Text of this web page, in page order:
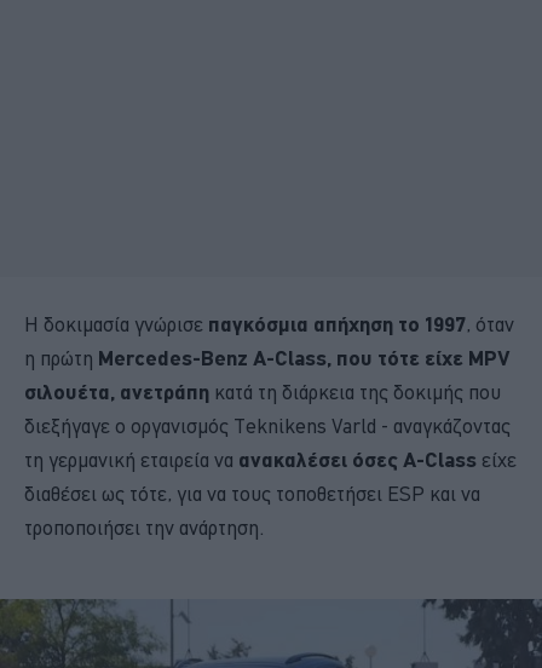
Η δοκιμασία γνώρισε παγκόσμια απήχηση το 1997, όταν
η πρώτη Mercedes-Benz A-Class, που τότε είχε MPV
σιλουέτα, ανετράπη κατά τη διάρκεια της δοκιμής που
διεξήγαγε ο οργανισμός Teknikens Varld - αναγκάζοντας
τη γερμανική εταιρεία να ανακαλέσει όσες A-Class είχε
διαθέσει ως τότε, για να τους τοποθετήσει ESP και να
τροποποιήσει την ανάρτηση.